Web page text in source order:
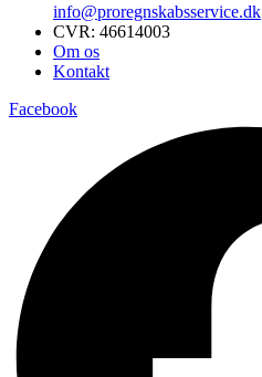
info@proregnskabsservice.dk
CVR: 46614003
Om os
Kontakt
Facebook